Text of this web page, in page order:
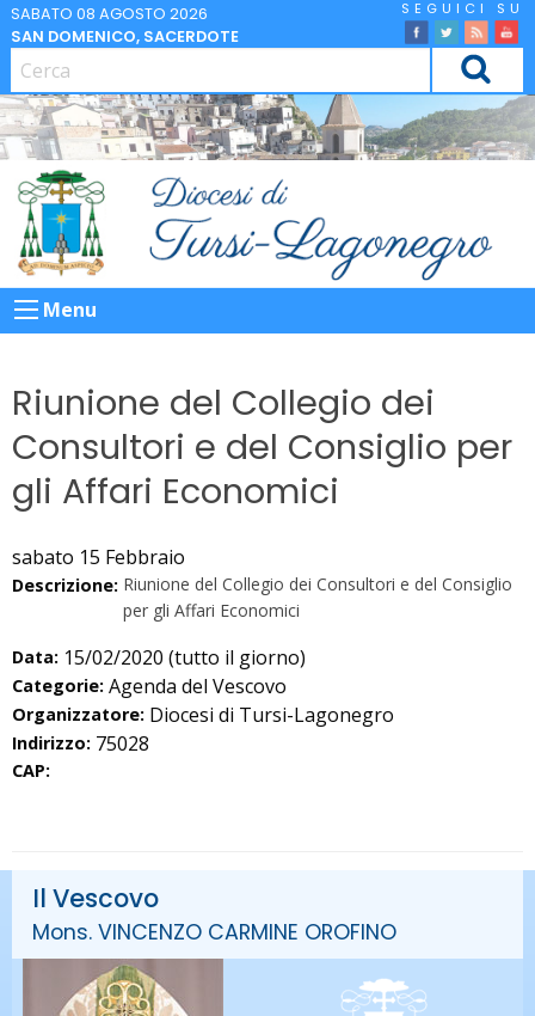
Skip
to
content
SABATO 08 AGOSTO 2026
SAN DOMENICO, SACERDOTE
facebook
Twitter
Feed
CERCA
Menu
Riunione del Collegio dei
Consultori e del Consiglio per
gli Affari Economici
sabato 15 Febbraio
Descrizione: Riunione del Collegio dei Consultori e del Consiglio
per gli Affari Economici
Data: 15/02/2020 (tutto il giorno)
Categorie: Agenda del Vescovo
Organizzatore: Diocesi di Tursi-Lagonegro
Indirizzo:
CAP:
75028
Il Vescovo
Mons. VINCENZO CARMINE OROFINO